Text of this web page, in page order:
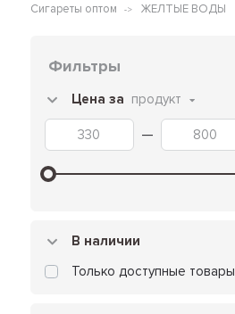
Сигареты оптом ЖЕЛТЫЕ ВОДЫ
Фильтры
Цена за продукт
—
В наличии
Только доступные товары